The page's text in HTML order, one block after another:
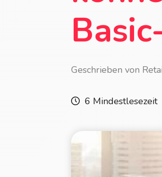
Geschrieben von
6 Mindestlesezeit